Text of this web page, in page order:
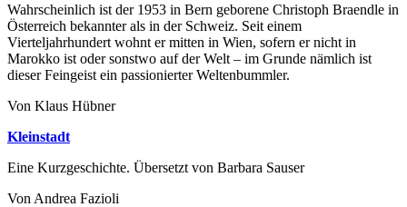
Wahrscheinlich ist der 1953 in Bern geborene Christoph Braendle in
Österreich bekannter als in der Schweiz. Seit einem
Vierteljahrhundert wohnt er mitten in Wien, sofern er nicht in
Marokko ist oder sonstwo auf der Welt – im Grunde nämlich ist
dieser Feingeist ein passionierter Weltenbummler.
Von Klaus Hübner
Kleinstadt
Eine Kurzgeschichte. Übersetzt von Barbara Sauser
Von Andrea Fazioli